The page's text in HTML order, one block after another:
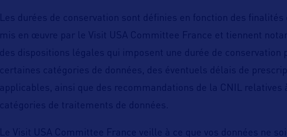
Les durées de conservation sont définies en fonction des
mis en œuvre par le Visit USA Committee France et tiennent
des dispositions légales qui imposent une durée de conservation
certaines catégories de données, des éventuels délais de
applicables, ainsi que des recommandations de la CNIL relatives
catégories de traitements de données.
Le Visit USA Committee France veille à ce que vos données ne